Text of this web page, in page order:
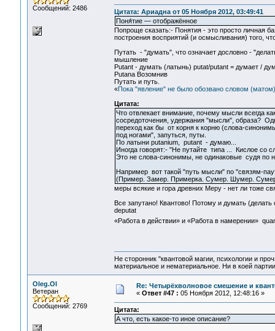
Сообщений: 2486
Цитата: Ариадна от 05 Ноября 2012, 03:49:41
Поня́тие — отображённое
Попроще сказать:- Понятия - это просто личная
построения восприятий (и осмысливания) того,
Путать - "думать", что означает дословно -
мышление
Putant - думать (латынь) putat/putant = думает
Putanа Возомнив
Путать и путь.
«Пока "явление" не было обозвано словом
Цитата:
Что отвлекает внимание, почему мысли всегда
сосредоточения, удержания "мысли", образа?
переход как бы от корня к корню (слова-
под ногами", запуться, путы.
По латыни putanium, putant - думаю...
Иногда говорят:- "Не путайте типа ... Кислое со
Это не слова-синонимы, не одинаковые судя по
Например вот такой "путь мысли" по "связям-
(Пример. Замер. Примерка. Сумер. Шумер.
меры всякие и гора древних Меру - нет ли тоже
Все запутано! Квантово! Потому и думать
deputat
«Работа в действии» и «Работа в намерении»
Не сторонник "квантовой магии, психологии и
материальное и нематериальное. Ни в коей
Oleg.Ol
Ветеран
Сообщений: 2769
Re: Четырёхволновое смешение и
« Ответ #47 : 05 Ноября 2012, 12:48:16 »
Цитата:
А что, есть какое-то иное описание?